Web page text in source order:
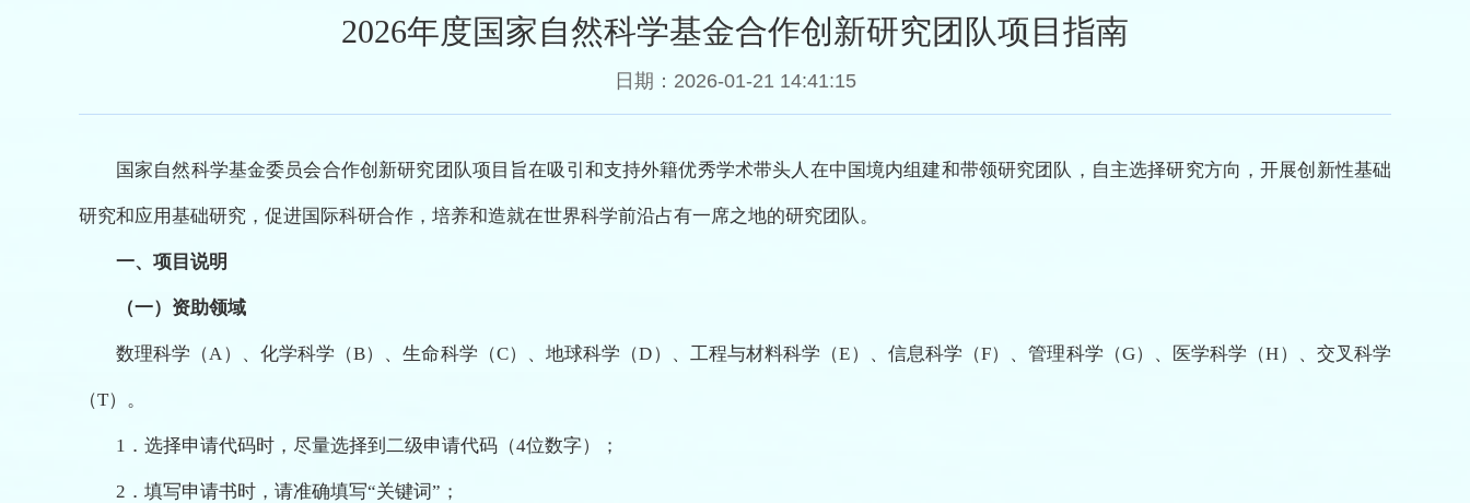
2026年度国家自然科学基金合作创新研究团队项目指南
日期：2026-01-21 14:41:15
国家自然科学基金委员会合作创新研究团队项目旨在吸引和支持外籍优秀学术带头人在中国境内组建和带领研究团队，自主选择研究方向，开展创新性基础
研究和应用基础研究，促进国际科研合作，培养和造就在世界科学前沿占有一席之地的研究团队。
一、 项目说明
（一）资助领域
数理科学（A）、化学科学（B）、生命科学（C）、地球科学（D）、工程与材料科学（E）、信息科学（F）、管理科学（G）、医学科学（H）、交叉科学
（T）。
1．选择申请代码时，尽量选择到二级申请代码（4位数字）；
2．填写申请书时，请准确填写“关键词”；